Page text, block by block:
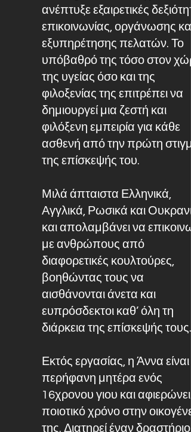
ανέπτυξε εξαιρετικές
επικοινωνίας, οργάνωσης και
εξυπηρέτησης πελατών. Το
υπόβαθρό της τόσο στον
της υγείας όσο και της
φιλοξενίας της επιτρέπει να
δημιουργεί μια ζεστή και
φιλόξενη εμπειρία για κάθε
ασθενή από την πρώτη
της επίσκεψής του.
Μιλά άπταιστα Ελληνικά,
Αγγλικά, Ρωσικά και
και απολαμβάνει να
με ανθρώπους από
διαφορετικές κουλτούρες,
βοηθώντας τους να
αισθάνονται άνετα και
ευπρόσδεκτοι καθ’ όλη τη
διάρκεια της επίσκεψής τους.
Εκτός εργασίας, η Άννα είναι
περήφανη μητέρα ενός
16χρονου γιου και αφιερώνει
ποιοτικό χρόνο στην
της. Διατηρεί έναν δραστήριο